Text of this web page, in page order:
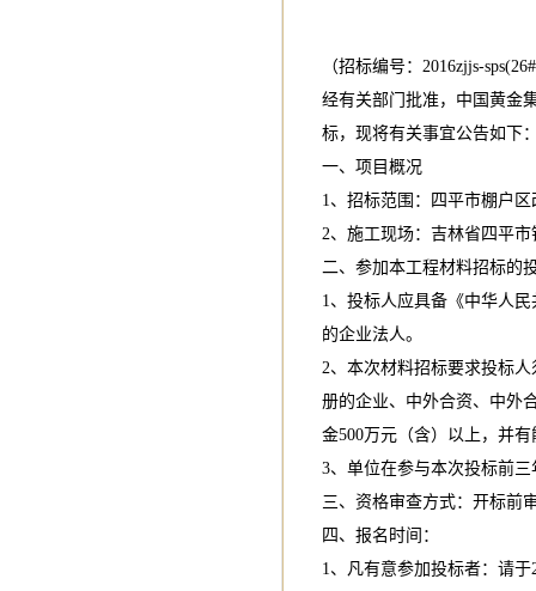
（招标编号：2016zjjs-
经有关部门批准，中国黄金
标，现将有关事宜公告如下
一、项目概况
1、招标范围：四平市棚户
2、施工现场：吉林省四平
二、参加本工程材料招标的
1、投标人应具备《中华人
的企业法人。
2、本次材料招标要求投标
册的企业、中外合资、中外
金500万元（含）以上，并
3、单位在参与本次投标前
三、资格审查方式：开标前
四、报名时间：
1、凡有意参加投标者：请于